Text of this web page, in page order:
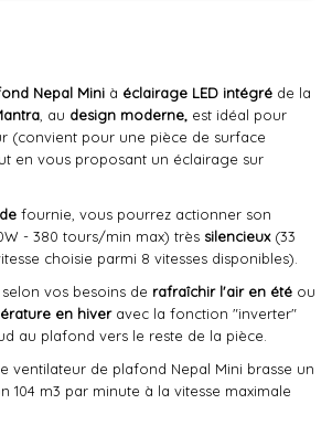
Nepal Mini à éclairage LED intégré de la
, au design moderne, est idéal pour
(convient pour une pièce de surface
en vous proposant un éclairage sur
fournie, vous pourrez actionner son
- 380 tours/min max) très silencieux(33
choisie parmi 8 vitesses disponibles).
vos besoins de rafraîchir l'air en été ou
en hiveravec la fonction "inverter"
au plafond vers le reste de la pièce.
ventilateur de plafond Nepal Mini brasse un
104 m3 par minute à la vitesse maximale